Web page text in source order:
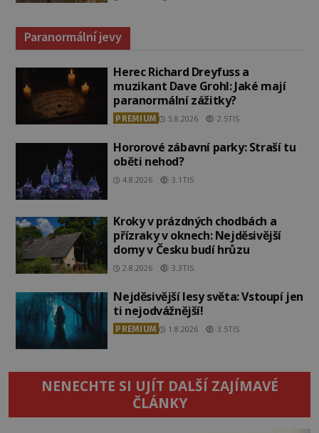
Paranormální jevy
Herec Richard Dreyfuss a
muzikant Dave Grohl: Jaké mají
paranormální zážitky?
PREMIUM 5.8.2026 2.5TIS
Hororové zábavní parky: Straší tu
oběti nehod?
4.8.2026 3.1TIS
Kroky v prázdných chodbách a
přízraky v oknech: Nejděsivější
domy v Česku budí hrůzu
2.8.2026 3.3TIS
Nejděsivější lesy světa: Vstoupí jen
ti nejodvážnější!
PREMIUM 1.8.2026 3.5TIS
NENECHTE SI UJÍT DALŠÍ ZAJÍMAVÉ
ČLÁNKY